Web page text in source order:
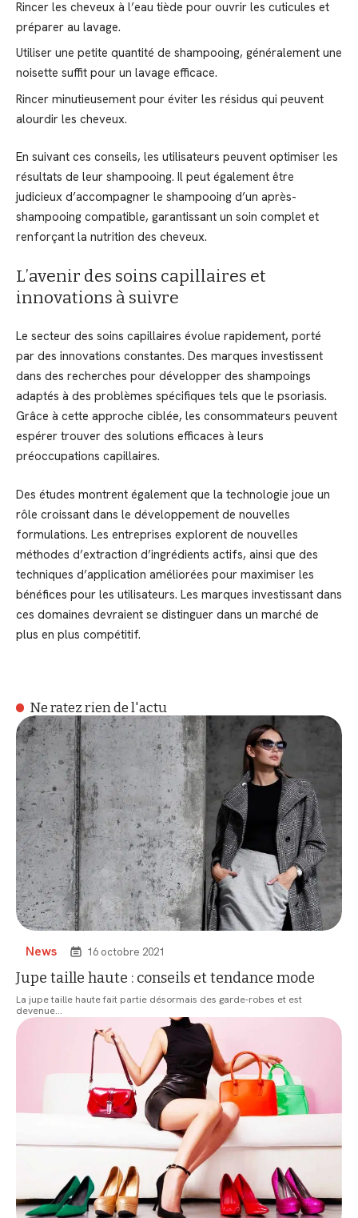
Rincer les cheveux à l’eau tiède pour ouvrir les cuticules et
préparer au lavage.
Utiliser une petite quantité de shampooing, généralement une
noisette suffit pour un lavage efficace.
Rincer minutieusement pour éviter les résidus qui peuvent
alourdir les cheveux.
En suivant ces conseils, les utilisateurs peuvent optimiser les
résultats de leur shampooing. Il peut également être
judicieux d’accompagner le shampooing d’un après-
shampooing compatible, garantissant un soin complet et
renforçant la nutrition des cheveux.
L’avenir des soins capillaires et
innovations à suivre
Le secteur des soins capillaires évolue rapidement, porté
par des innovations constantes. Des marques investissent
dans des recherches pour développer des shampoings
adaptés à des problèmes spécifiques tels que le psoriasis.
Grâce à cette approche ciblée, les consommateurs peuvent
espérer trouver des solutions efficaces à leurs
préoccupations capillaires.
Des études montrent également que la technologie joue un
rôle croissant dans le développement de nouvelles
formulations. Les entreprises explorent de nouvelles
méthodes d’extraction d’ingrédients actifs, ainsi que des
techniques d’application améliorées pour maximiser les
bénéfices pour les utilisateurs. Les marques investissant dans
ces domaines devraient se distinguer dans un marché de
plus en plus compétitif.
Ne ratez rien de l'actu
News 16 octobre 2021
Jupe taille haute : conseils et tendance mode
La jupe taille haute fait partie désormais des garde-robes et est
devenue…